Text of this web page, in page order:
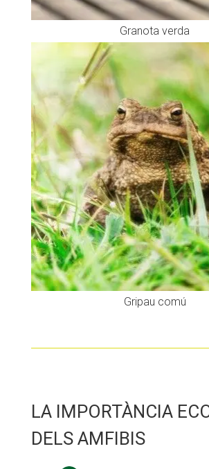
Granota verda
Gripau comú
LA IMPORTÀNCIA
DELS AMFIBIS